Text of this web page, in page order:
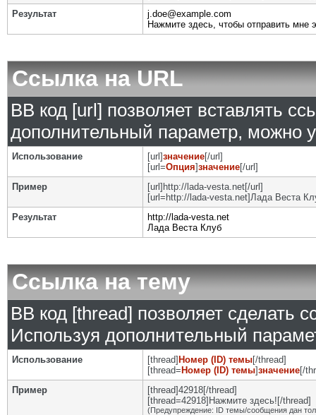
Результат
j.doe@example.com
Нажмите здесь, чтобы отправить мне
Ссылка на URL
BB код [url] позволяет вставлять
дополнительный параметр, можно
Использование [url]значение[/url]
[url=Опция]значение[/url]
Пример
[url]http://lada-vesta.net[/url]
[url=http://lada-vesta.net]Лада Веста
Результат
http://lada-vesta.net
Лада Веста Клуб
Ссылка на тему
BB код [thread] позволяет сделать
Используя дополнительный
Использование [thread] Номер (ID) темы[/thread]
[thread= Номер (ID) темы]значение[/
Пример
[thread]42918[/thread]
[thread=42918]Нажмите здесь![/thread]
(Предупреждение: ID темы/сообщения дан